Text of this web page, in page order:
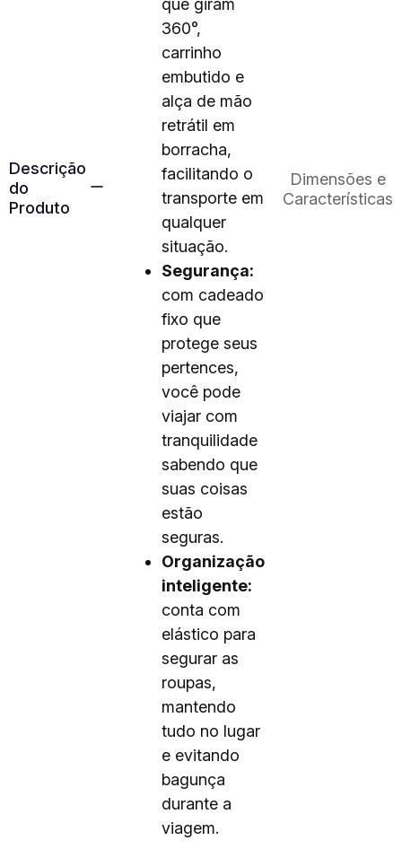
Descrição
do
Produto
que giram
360°,
carrinho
embutido e
alça de mão
retrátil em
borracha,
facilitando o
transporte em
qualquer
situação.
Segurança:
com cadeado
fixo que
protege seus
pertences,
você pode
viajar com
tranquilidade
sabendo que
suas coisas
estão
seguras.
Organização
inteligente:
conta com
elástico para
segurar as
roupas,
mantendo
tudo no lugar
e evitando
bagunça
durante a
viagem.
Dimensões e
Características